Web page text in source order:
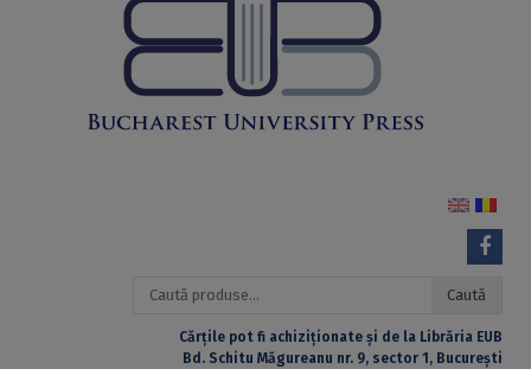
Caută
Caută
Cărțile pot fi achiziționate și de la Librăria EUB
Bd. Schitu Măgureanu nr. 9, sector 1, București